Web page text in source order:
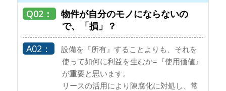
物件が自分のモノにならないの
で、「損」？
設備を『所有』することよりも、それを
使って如何に利益を生むか=『使用価値』
が重要と思います。
リースの活用により陳腐化に対処し、常